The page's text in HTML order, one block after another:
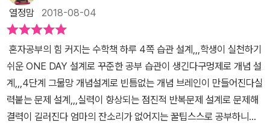
있다면? 풀어볼 수 있는 기회.C단계는 아이가 1단원까지 풀어두어서,
1단원으로 다시 돌아와서 보면요.문제해결 - 유형훈련 으로 심화 단
계로 이어봅니다.유형으로 묶어보면서 그 중 문제해결을 네 개씩 해
보네요.하루는 유형을 묶어서 연습해보고하루는 그 유형들을 흩어두
고 풀어봅니다.익숙하게 탄력받기보다는그냥 툭~ 던져줘도 풀 수 있
다!? 해볼 수 있게.문제집 구성도 은근 호흡이 있어보어요.그리고 마
지막에는 단원평가로 마무리!이제는 아무 도움 없이 혼자 풀어보아야
아이에게 부담이 되지 않는 선에서 꾸준히 해 나가는 예습은방학때도
필요하지만 학기중에도 필요한 것 같아요. #기적의초등수학6-2,
#길벗스쿨, #기적시리즈, #길벗스쿨서포터즈, #기적의학습단,#초
등수학, #기적의학습서, #기적의초등수학, #초등학교6학년수학
결 편으로단계적으로 난이도가 상승되는 문제들을 풀어가는데요~아
이는 문제가 어렵지 않다는데 오답이..ㅠㅠ 단순 계산에서 나오는 실
수..혹은 원주율을 문제에서 주어지는 값으로 하지 않은 실수..실수도
실력이라는데..좀 더 집중해서 푸는 연습을 꾸준하게 해줘야 할 것 같
아요.또 기적의 초등수학 부록으로 좋은게 하나 있어요~바로 '개념쓰
기의 힘'인데요, 쓸 줄 알아야 진짜 아는것이라고 하죠~마인드맵처럼
각 단원별로 아는걸 적어보도록 하는거예요.단원평가까지 마무리하
고 활용해보려고 해요. 개념쓰기의 힘은 홈페이지에서 무료 다운로드
열정맘 2018-08-04
혼자공부의 힘 커지는 수학책 하루 4쪽 습관 설계,,,학생이 실천하기
쉬운 ONE DAY 설계로 꾸준한 공부 습관이 생긴다구멍제로 개념 설
계,,,4단계 그물망 개념설계로 빈틈없는 개념 브레인이 만들어진다실
력붙는 문제 설계,,,실력이 향상되는 점진적 반복문제 설계로 문제해
결력이 길러진다 엄마의 잔소리가 없어지는 꿀팁스스로 공부하니깐